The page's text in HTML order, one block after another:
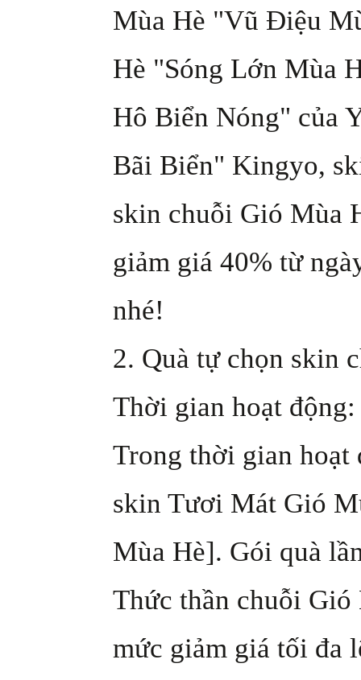
Mùa Hè "Vũ Điệu
Hè "Sóng Lớn Mùa
Hô Biển Nóng" của
Bãi Biển" Kingyo,
skin chuỗi Gió Mùa
giảm giá 40% từ
nhé!
2. Quà tự chọn skin
Thời gian hoạt
Trong thời gian hoạt
skin Tươi Mát Gió
Mùa Hè]. Gói quà
Thức thần chuỗi
mức giảm giá tối đa